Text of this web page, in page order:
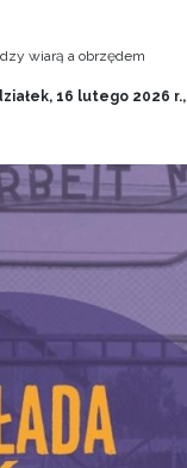
wiarą a obrzędem
16 lutego 2026